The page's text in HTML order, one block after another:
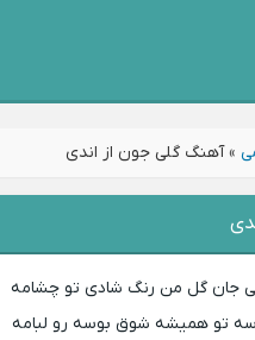
»آهنگ گلی جون از اندی
جان گل من رنگ شادی تو چشامه
تو همیشه شوق بوسه رو لبامه